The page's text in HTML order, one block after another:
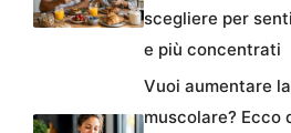
scegliere per
e più concentrati
Vuoi aumentare
muscolare? Ecco